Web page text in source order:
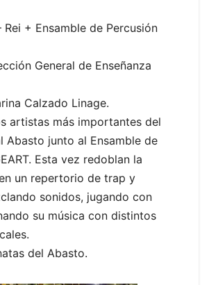
Rei + Ensamble de Percusión
General de Enseñanza
Calzado Linage.
artistas más importantes del
Abasto junto al Ensamble de
Esta vez redoblan la
un repertorio de trap y
sonidos, jugando con
su música con distintos
del Abasto.